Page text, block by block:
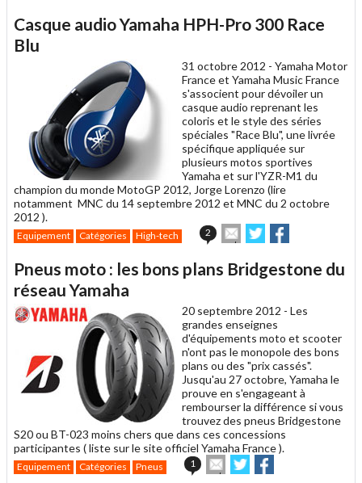
à
un
ami
Casque audio Yamaha HPH-Pro 300 Race
Blu
31 octobre 2012 - Yamaha Motor
France et Yamaha Music France
s'associent pour dévoiler un
casque audio reprenant les
coloris et le style des séries
spéciales "Race Blu", une livrée
spécifique appliquée sur
plusieurs motos sportives
Yamaha et sur l'YZR-M1 du
champion du monde MotoGP 2012, Jorge Lorenzo (lire
notamment MNC du 14 septembre 2012 et MNC du 2 octobre
2012 ).
Equipement Catégories High-tech 2
Envoyer
cet
à
Partager
sur sur
Pneus moto : les bons plans Bridgestone du
réseau Yamaha
20 septembre 2012 - Les
grandes enseignes
d'équipements moto et scooter
n'ont pas le monopole des bons
plans ou des "prix cassés".
Jusqu'au 27 octobre, Yamaha le
prouve en s'engageant à
rembourser la différence si vous
trouvez des pneus Bridgestone
S20 ou BT-023 moins chers que dans ces concessions
participantes ( liste sur le site officiel Yamaha France ).
Equipement Catégories Pneus 1
Envoyer
cet
Partager
sur sur